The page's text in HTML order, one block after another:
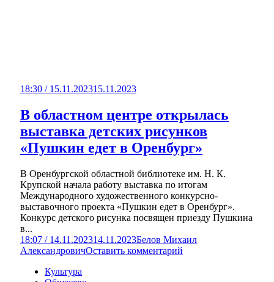
18:30 / 15.11.202315.11.2023
В областном центре открылась
выставка детских рисунков
«Пушкин едет в Оренбург»
В Оренбургской областной библиотеке им. Н. К.
Крупской начала работу выставка по итогам
Международного художественного конкурсно-
выставочного проекта «Пушкин едет в Оренбург».
Конкурс детского рисунка посвящен приезду Пушкина
в...
18:07 / 14.11.202314.11.2023Белов Михаил
АлександровичОставить комментарий
Культура